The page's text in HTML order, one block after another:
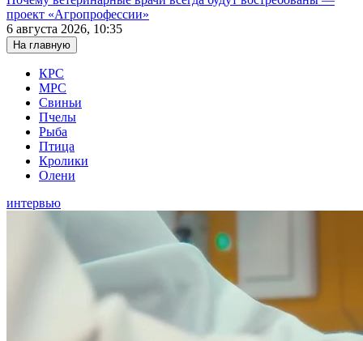
проект «Агропрофессии»
6 августа 2026, 10:35
На главную
КРС
МРС
Свиньи
Пчелы
Рыба
Птица
Кролики
Олени
интервью